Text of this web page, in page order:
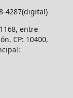
4287(digital)
entre
CP: 10400,